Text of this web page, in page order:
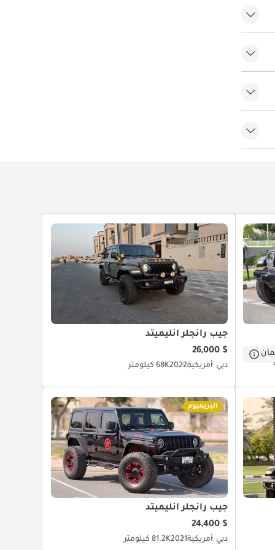
جيب رانجلر أنليميتد
$ 26,000
دبي أمريكية202268K كيلومتر
البريميوم
جيب رانجلر أنليميتد
$ 24,400
دبي أمريكية202181.2K كيلومتر